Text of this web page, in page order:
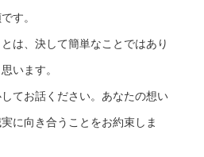
。
した内容から、本調査前に簡
す。
は、決して簡単なことではあり
います。
てお話ください。あなたの想い
に向き合うことをお約束しま